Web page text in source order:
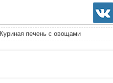
Куриная печень с овощами